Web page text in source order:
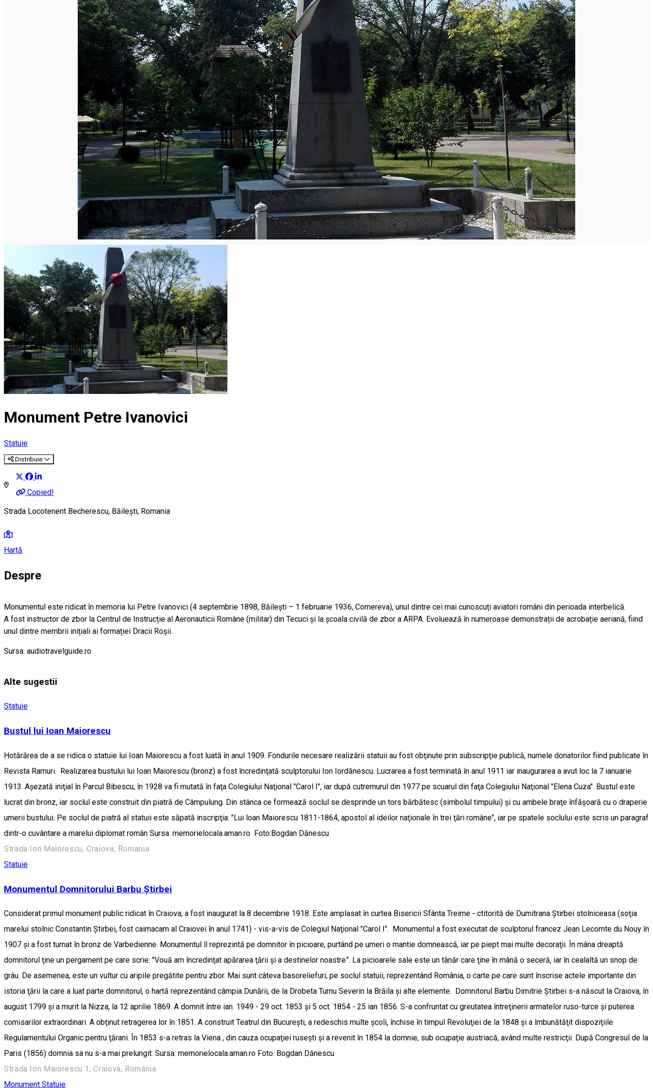
Închirieri auto
Închirieri biciclete
Încărcare vehicule electrice
Monument Petre Ivanovici
Statuie
Distribuie
Copied!
Strada Locotenent Becherescu, Băilești, Romania
Hartă
Despre
Monumentul este ridicat în memoria lui Petre Ivanovici (4 septembrie 1898, Băilești – 1 februarie 1936, Cornereva), unul dintre cei mai cunoscuți aviatori români din perioada interbelică.
A fost instructor de zbor la Centrul de Instrucție al Aeronauticii Române (militar) din Tecuci și la școala civilă de zbor a ARPA. Evoluează în numeroase demonstrații de acrobație aeriană, fiind
unul dintre membrii inițiali ai formației Dracii Roșii.
Sursa: audiotravelguide.ro
Alte sugestii
Statuie
Bustul lui Ioan Maiorescu
Hotărărea de a se ridica o statuie lui Ioan Maiorescu a fost luată în anul 1909. Fondurile necesare realizării statuii au fost obţinute prin subscripţie publică, numele donatorilor fiind publicate în
Revista Ramuri. Realizarea bustului lui Ioan Maiorescu (bronz) a fost încredinţată sculptorului Ion Iordănescu. Lucrarea a fost terminată în anul 1911 iar inaugurarea a avut loc la 7 ianuarie
1913. Aşezată iniţial în Parcul Bibescu, în 1928 va fi mutată în faţa Colegiului Naţional "Carol I", iar după cutremurul din 1977 pe scuarul din faţa Colegiului Naţional "Elena Cuza". Bustul este
lucrat din bronz, iar soclul este construit din piatră de Câmpulung. Din stânca ce formează soclul se desprinde un tors bărbătesc (simbolul timpului) şi cu ambele braţe înfăşoară cu o draperie
umerii bustului. Pe soclul de piatră al statuii este săpată inscripţia: "Lui loan Maiorescu 1811-1864, apostol al ideilor naţionale în trei ţări române", iar pe spatele soclului este scris un paragraf
dintr-o cuvântare a marelui diplomat român Sursa: memorielocala.aman.ro Foto:Bogdan Dănescu
Strada Ion Maiorescu, Craiova, Romania
Statuie
Monumentul Domnitorului Barbu Ştirbei
Considerat primul monument public ridicat în Craiova, a fost inaugurat la 8 decembrie 1918. Este amplasat în curtea Bisericii Sfânta Treime - ctitorită de Dumitrana Ştirbei stolniceasa (soţia
marelui stolnic Constantin Ştirbei, fost caimacam al Craiovei în anul 1741) - vis-a-vis de Colegiul Naţional "Carol I". Monumentul a fost executat de sculptorul francez Jean Lecomte du Nouy în
1907 şi a fost turnat în bronz de Varbedienne. Monumentul îl reprezintă pe domnitor în picioare, purtând pe umeri o mantie domnească, iar pe piept mai multe decoraţii. În mâna dreaptă
domnitorul ţine un pergament pe care scrie: "Vouă am încredinţat apărarea ţării şi a destinelor noastre”. La picioarele sale este un tânăr care ţine în mână o seceră, iar în cealaltă un snop de
grâu. De asemenea, este un vultur cu aripile pregătite pentru zbor. Mai sunt câteva basoreliefuri, pe soclul statuii, reprezentând România, o carte pe care sunt înscrise actele importante din
istoria ţării la care a luat parte domnitorul, o hartă reprezentând câmpia Dunării, de la Drobeta Turnu Severin la Brăila şi alte elemente. Domnitorul Barbu Dimitrie Ştirbei s-a născut la Craiova, în
august 1799 şi a murit la Nizza, la 12 aprilie 1869. A domnit între ian. 1949 - 29 oct. 1853 şi 5 oct. 1854 - 25 ian 1856. S-a confruntat cu greutatea întreţinerii armatelor ruso-turce şi puterea
comisarilor extraordinari. A obţinut retragerea lor în 1851. A construit Teatrul din Bucureşti, a redeschis multe şcoli, închise în timpul Revoluţiei de la 1848 şi a îmbunătăţit dispoziţiile
Regulamentului Organic pentru ţărani. În 1853 s-a retras la Viena , din cauza ocupaţiei ruseşti şi a revenit în 1854 la domnie, sub ocupaţie austriacă, având multe restricţii. După Congresul de la
Paris (1856) domnia sa nu s-a mai prelungit. Sursa: memorielocala.aman.ro Foto: Bogdan Dănescu
Strada Ion Maiorescu 1, Craiova, România
Monument Statuie